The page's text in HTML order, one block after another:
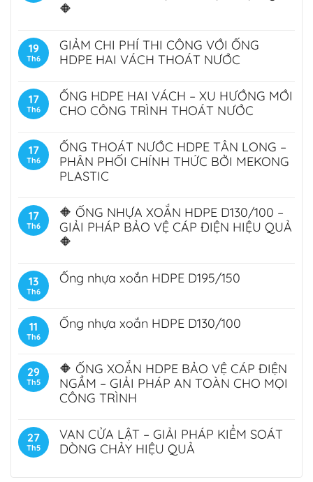
🔶
19
Th6
GIẢM CHI PHÍ THI CÔNG VỚI ỐNG
HDPE HAI VÁCH THOÁT NƯỚC
17
Th6
ỐNG HDPE HAI VÁCH – XU HƯỚNG MỚI
CHO CÔNG TRÌNH THOÁT NƯỚC
17
Th6
ỐNG THOÁT NƯỚC HDPE TÂN LONG –
PHÂN PHỐI CHÍNH THỨC BỞI MEKONG
PLASTIC
17
Th6
🔶 ỐNG NHỰA XOẮN HDPE D130/100 –
GIẢI PHÁP BẢO VỆ CÁP ĐIỆN HIỆU QUẢ
🔶
13
Th6
Ống nhựa xoắn HDPE D195/150
11
Th6
Ống nhựa xoắn HDPE D130/100
29
Th5
🔶 ỐNG XOẮN HDPE BẢO VỆ CÁP ĐIỆN
NGẦM – GIẢI PHÁP AN TOÀN CHO MỌI
CÔNG TRÌNH
27
Th5
VAN CỬA LẬT – GIẢI PHÁP KIỂM SOÁT
DÒNG CHẢY HIỆU QUẢ